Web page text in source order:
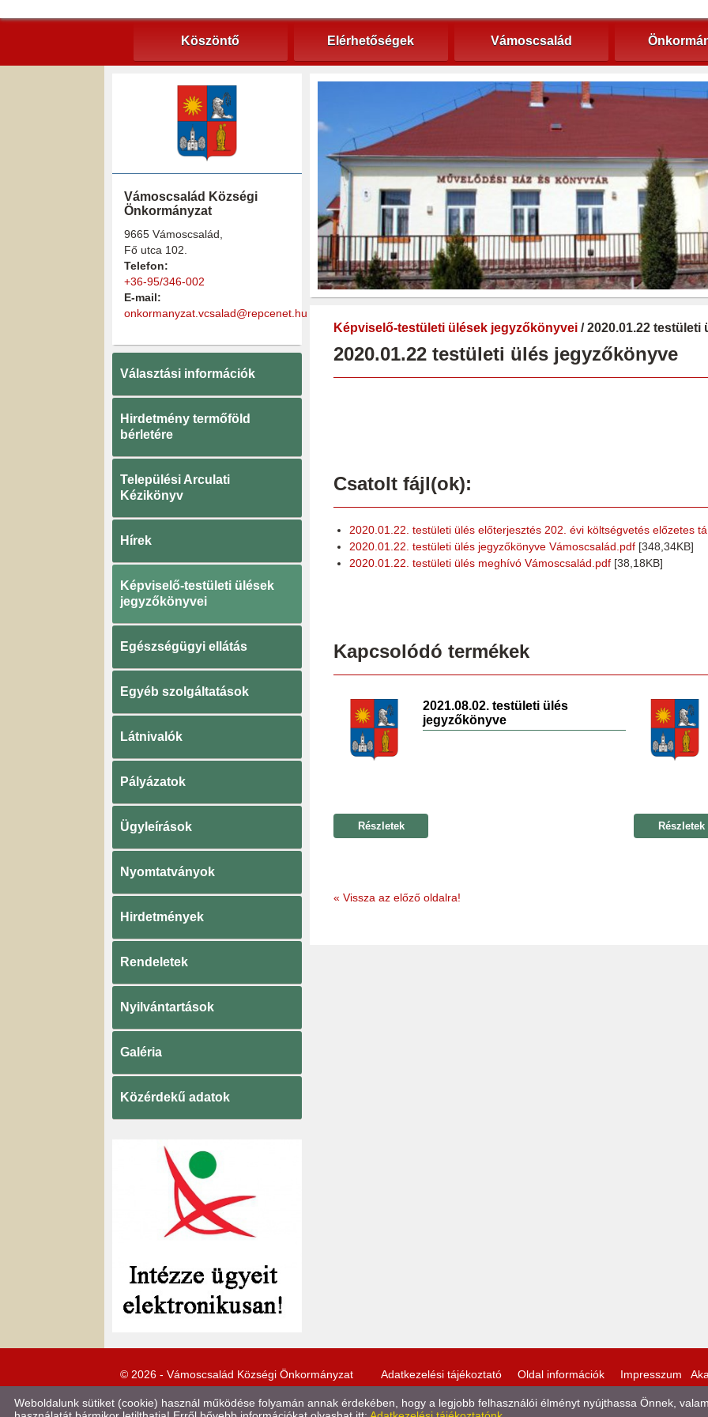
Köszöntő Elérhetőségek Vámoscsalád
Vámoscsalád Községi
Önkormányzat
9665 Vámoscsalád,
Fő utca 102.
Telefon:
+36-95/346-002
E-mail:
onkormanyzat.vcsalad@repcenet.hu
Választási információk
Hirdetmény termőföld
bérletére
Települési Arculati
Kézikönyv
Hírek
Képviselő-testületi ülések
jegyzőkönyvei
Egészségügyi ellátás
Egyéb szolgáltatások
Látnivalók
Pályázatok
Ügyleírások
Nyomtatványok
Hirdetmények
Rendeletek
Nyilvántartások
Galéria
Közérdekű adatok
Képviselő-testületi ülések jegyzőkönyvei / 2020.01.22
2020.01.22 testületi ülés jegyzőkönyve
Csatolt fájl(ok):
2020.01.22. testületi ülés előterjesztés 202. évi költségvetés előzetes
2020.01.22. testületi ülés jegyzőkönyve Vámoscsalád.pdf [348,34KB]
2020.01.22. testületi ülés meghívó Vámoscsalád.pdf [38,18KB]
Kapcsolódó termékek
2021.08.02. testületi ülés
jegyzőkönyve
Részletek Részletek
« Vissza az előző oldalra!
© 2026 - Vámoscsalád Községi Önkormányzat Adatkezelési tájékoztató Oldal információk Impresszum
Weboldalunk sütiket (cookie) használ működése folyamán annak érdekében, hogy a legjobb felhasználói élményt nyújthassa Önnek,